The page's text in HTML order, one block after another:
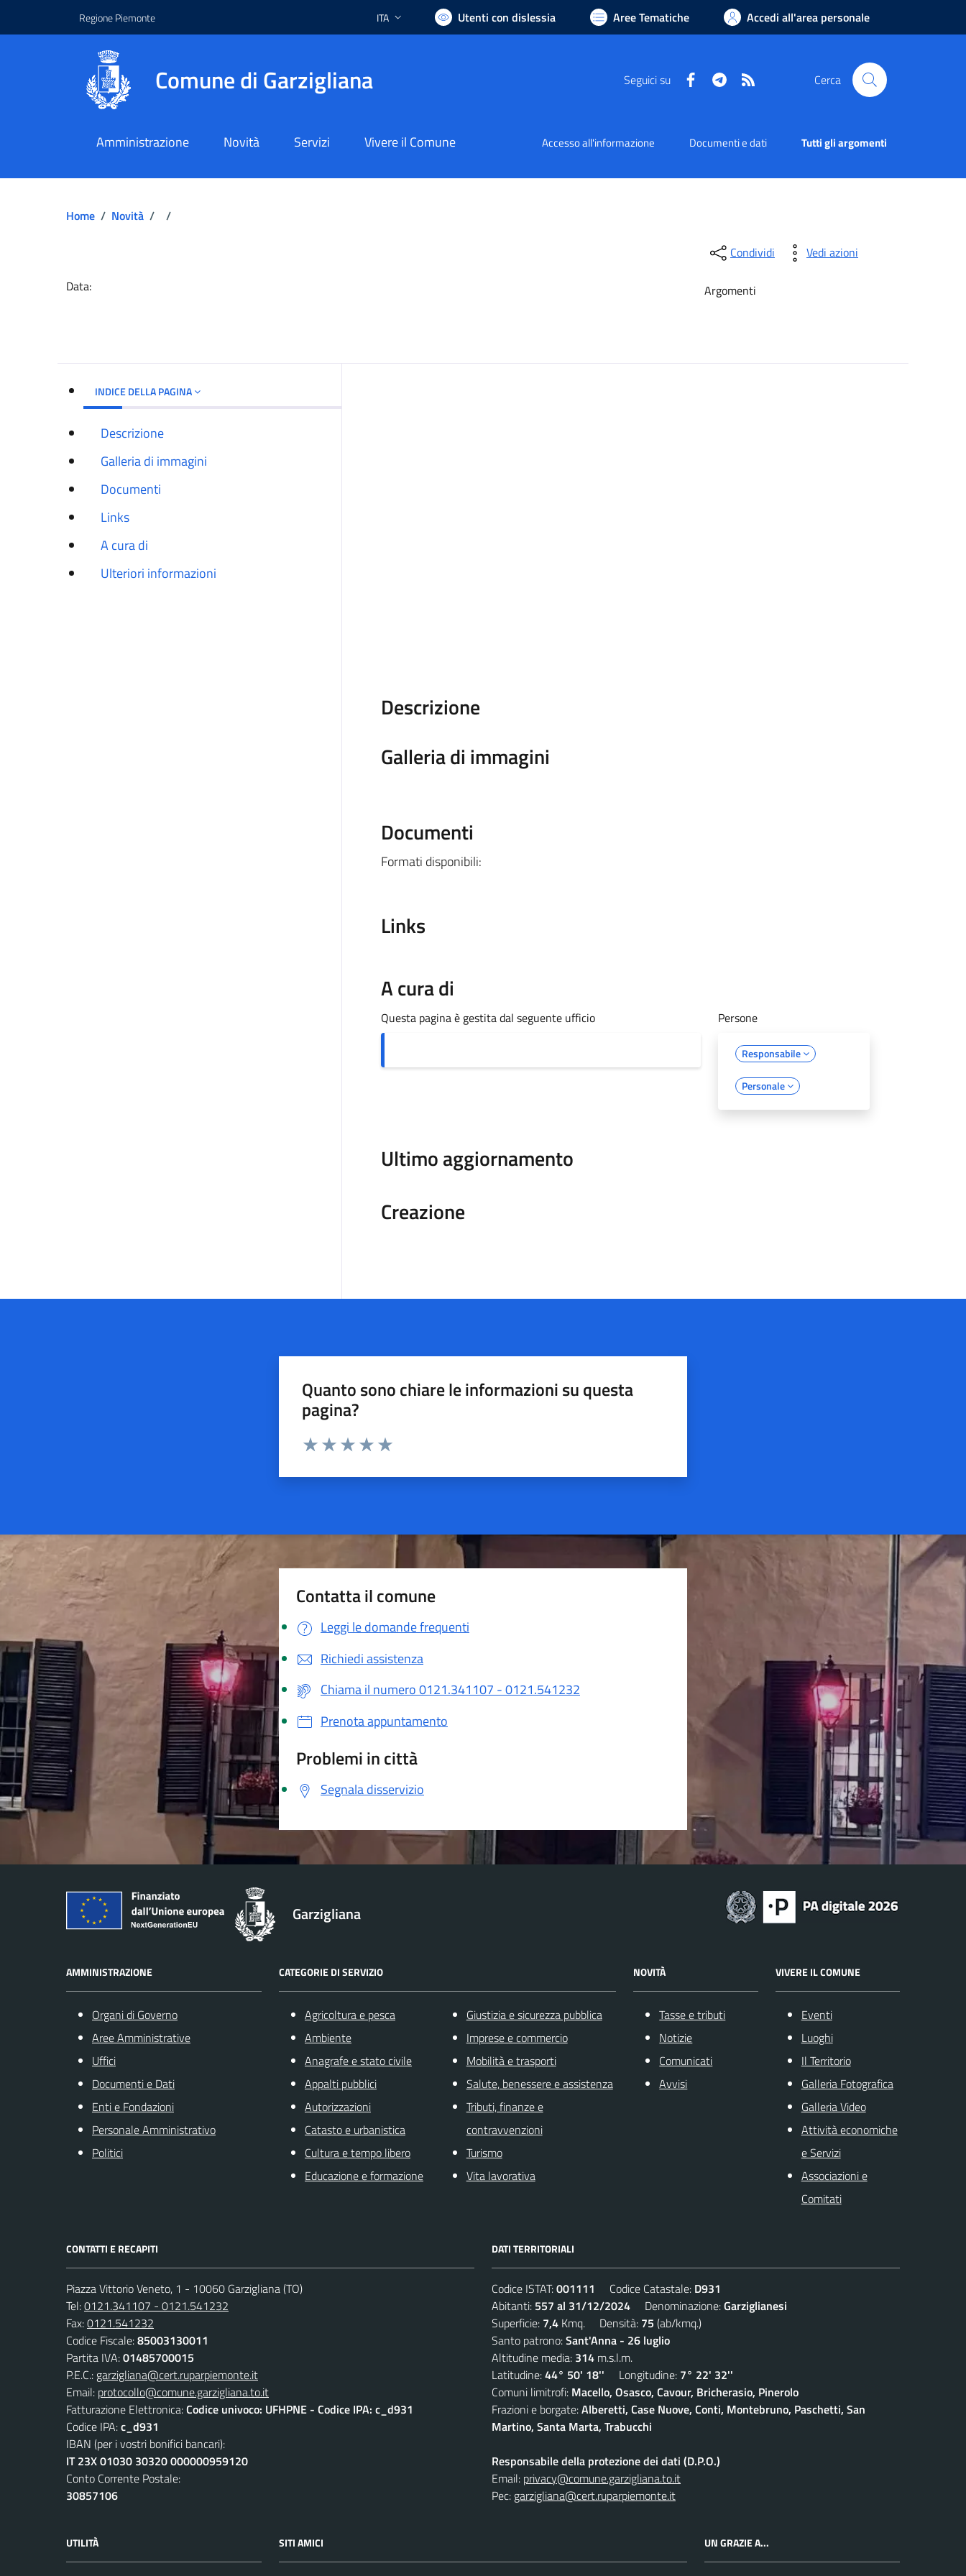
Regione Piemonte Lingua attiva:
ITA Utenti con dislessia Aree Tematiche Accedi all'area personale
Comune di Garzigliana Seguici su FacebookTelegram Cerca
Amministrazione Novità Servizi Vivere il Comune Accesso all'informazione Documenti e dati Tutti gli argomenti
Home / Novità / /
Data:
Condividi Vedi azioni
Argomenti
INDICE DELLA PAGINA
Descrizione
Galleria di immagini
Documenti
Links
A cura di
Ulteriori informazioni
Descrizione
Galleria di immagini
Documenti
Formati disponibili:
Links
A cura di
Questa pagina è gestita dal seguente ufficio Persone
Responsabile
Personale
Ultimo aggiornamento
Creazione
Quanto sono chiare le informazioni su questa
pagina?
Valuta da 1 a 5 stelle la pagina
Contatta il comune
Leggi le domande frequenti
Richiedi assistenza
Chiama il numero 0121.341107 - 0121.541232
Prenota appuntamento
Problemi in città
Segnala disservizio
Garzigliana
AMMINISTRAZIONE
Organi di Governo
Aree Amministrative
Uffici
Documenti e Dati
Enti e Fondazioni
Personale Amministrativo
Politici
CATEGORIE DI SERVIZIO
Agricoltura e pesca
Ambiente
Anagrafe e stato civile
Appalti pubblici
Autorizzazioni
Catasto e urbanistica
Cultura e tempo libero
Educazione e formazione
Giustizia e sicurezza pubblica
Imprese e commercio
Mobilità e trasporti
Salute, benessere e assistenza
Tributi, finanze e
contravvenzioni
Turismo
Vita lavorativa
NOVITÀ
Tasse e tributi
Notizie
Comunicati
Avvisi
VIVERE IL COMUNE
Eventi
Luoghi
Il Territorio
Galleria Fotografica
Galleria Video
Attività economiche
e Servizi
Associazioni e
Comitati
CONTATTI E RECAPITI
Piazza Vittorio Veneto, 1 - 10060 Garzigliana (TO)
Tel:0121.341107 - 0121.541232
Fax:0121.541232
Codice Fiscale:85003130011
Partita IVA:01485700015
P.E.C.: garzigliana@cert.ruparpiemonte.it
Email: protocollo@comune.garzigliana.to.it
Fatturazione Elettronica:Codice univoco: UFHPNE - Codice IPA: c_d931
Codice IPA:c_d931
IBAN (per i vostri bonifici bancari):
IT 23X 01030 30320 000000959120
Conto Corrente Postale:
30857106
DATI TERRITORIALI
Codice ISTAT:001111 Codice Catastale: D931
Abitanti: 557 al 31/12/2024 Denominazione:Garziglianesi
Superficie: 7,4 Kmq. Densità: 75 (ab/kmq.)
Santo patrono:Sant'Anna - 26 luglio
Altitudine media: 314 m.s.l.m.
Latitudine:44° 50' 18'' Longitudine: 7° 22' 32''
Comuni limitrofi: Macello, Osasco, Cavour, Bricherasio, Pinerolo
Frazioni e borgate:Alberetti, Case Nuove, Conti, Montebruno, Paschetti, San
Martino, Santa Marta, Trabucchi
Responsabile della protezione dei dati (D.P.O.)
Email: privacy@comune.garzigliana.to.it
Pec: garzigliana@cert.ruparpiemonte.it
UTILITÀ SITI AMICI UN GRAZIE A...